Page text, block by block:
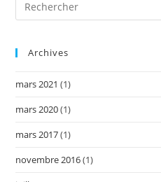
Archives
mars 2021 (1)
mars 2020(1)
mars 2017(1)
novembre 2016(1)